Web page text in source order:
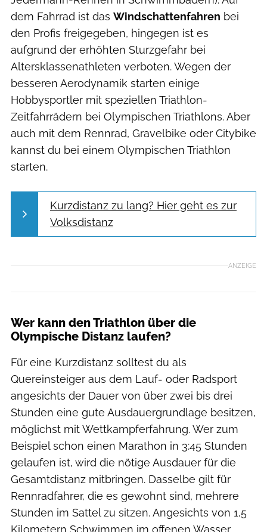
dem Fahrrad ist das Windschattenfahren bei
den Profis freigegeben, hingegen ist es
aufgrund der erhöhten Sturzgefahr bei
Altersklassenathleten verboten. Wegen der
besseren Aerodynamik starten einige
Hobbysportler mit speziellen Triathlon-
Zeitfahrrädern bei Olympischen Triathlons. Aber
auch mit dem Rennrad, Gravelbike oder Citybike
kannst du bei einem Olympischen Triathlon
starten.
Kurzdistanz zu lang? Hier geht es zur
Volksdistanz
ANZEIGE
Wer kann den Triathlon über die
Olympische Distanz laufen?
Für eine Kurzdistanz solltest du als
Quereinsteiger aus dem Lauf- oder Radsport
angesichts der Dauer von über zwei bis drei
Stunden eine gute Ausdauergrundlage besitzen,
möglichst mit Wettkampferfahrung. Wer zum
Beispiel schon einen Marathon in 3:45 Stunden
gelaufen ist, wird die nötige Ausdauer für die
Gesamtdistanz mitbringen. Dasselbe gilt für
Rennradfahrer, die es gewohnt sind, mehrere
Stunden im Sattel zu sitzen. Angesichts von 1,5
Kilometern Schwimmen im offenen Wasser